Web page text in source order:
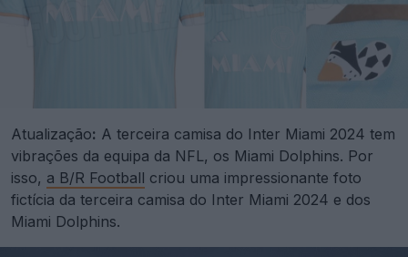
Atualização: A terceira camisa do Inter Miami 2024 tem
vibrações da equipa da NFL, os Miami Dolphins. Por
isso, a B/R Football criou uma impressionante foto
fictícia da terceira camisa do Inter Miami 2024 e dos
Miami Dolphins.